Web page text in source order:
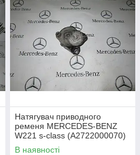
Натягувач приводного
ременя MERCEDES-BENZ
W221 s-class (A2722000070)
В наявності